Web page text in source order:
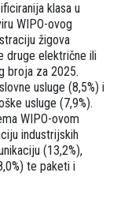
klasa u
WIPO-ovog
žigova
druge električne ili
broja za 2025.
usluge (8,5%) i
usluge (7,9%).
WIPO-ovom
industrijskih
(13,2%),
te paketi i